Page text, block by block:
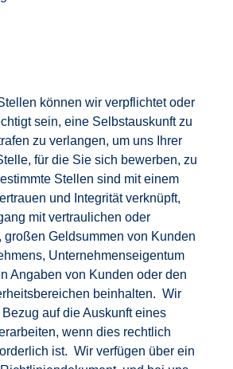
können wir verpflichtet oder
sein, eine Selbstauskunft zu
zu verlangen, um uns Ihrer
für die Sie sich bewerben, zu
Stellen sind mit einem
und Integrität verknüpft,
mit vertraulichen oder
großen Geldsummen von Kunden
Unternehmenseigentum
Angaben von Kunden oder den
beinhalten. Wir
auf die Auskunft eines
wenn dies rechtlich
ist. Wir verfügen über ein